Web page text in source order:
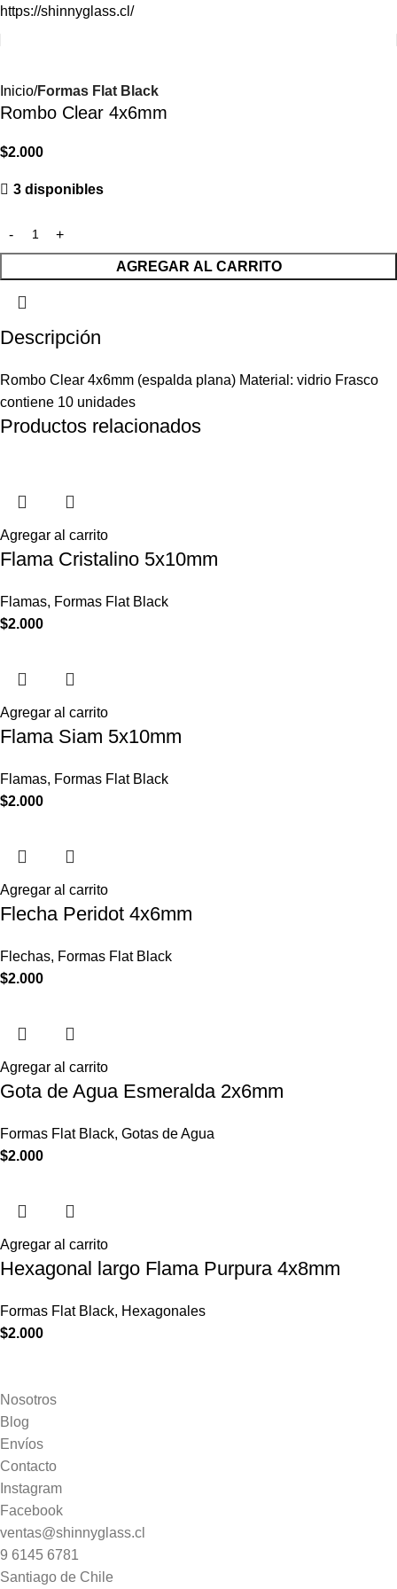
https://shinnyglass.cl/
Inicio Formas Flat Black
Rombo Clear 4x6mm
$2.000
3 disponibles
AGREGAR AL CARRITO
Descripción
Rombo Clear 4x6mm (espalda plana) Material: vidrio Frasco
contiene 10 unidades
Productos relacionados
Agregar al carrito
Flama Cristalino 5x10mm
Flamas, Formas Flat Black
$2.000
Agregar al carrito
Flama Siam 5x10mm
Flamas, Formas Flat Black
$2.000
Agregar al carrito
Flecha Peridot 4x6mm
Flechas, Formas Flat Black
$2.000
Agregar al carrito
Gota de Agua Esmeralda 2x6mm
Formas Flat Black, Gotas de Agua
$2.000
Agregar al carrito
Hexagonal largo Flama Purpura 4x8mm
Formas Flat Black, Hexagonales
$2.000
Nosotros
Blog
Envíos
Contacto
Instagram
Facebook
ventas@shinnyglass.cl
9 6145 6781
Santiago de Chile